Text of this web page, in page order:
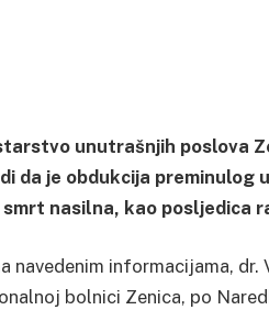
unutrašnjih poslova
da je obdukcija preminulog
smrt nasilna, kao posljedica
navedenim informacijama,
bolnici Zenica, po